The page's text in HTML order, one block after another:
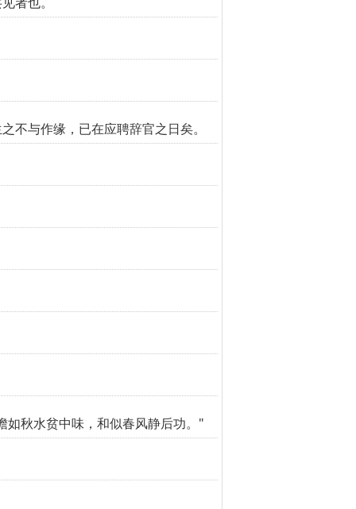
不与作缘，已在应聘辞官之日矣。
如秋水贫中味，和似春风静后功。"